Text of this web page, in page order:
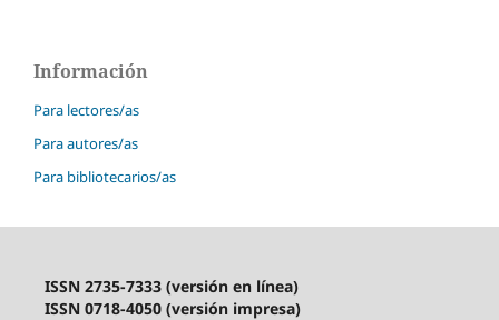
Información
Para lectores/as
Para autores/as
Para bibliotecarios/as
ISSN 2735-7333 (versión en línea)
ISSN 0718-4050 (versión impresa)